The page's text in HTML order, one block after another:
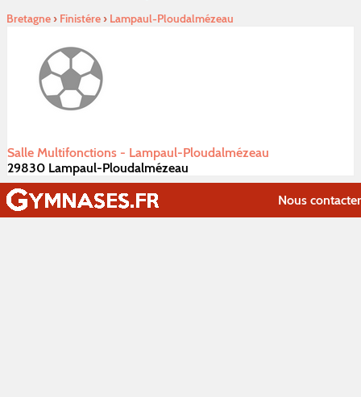
Bretagne› Finistére› Lampaul-Ploudalmézeau
Salle Multifonctions - Lampaul-Ploudalmézeau
29830 Lampaul-Ploudalmézeau
Nous contacter